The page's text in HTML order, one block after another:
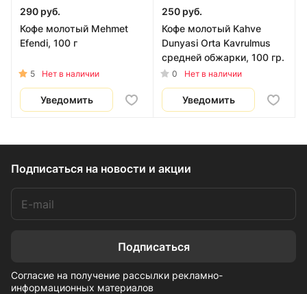
290 руб.
Кофе молотый Mehmet
Efendi, 100 г
5 Нет в наличии
Уведомить
250 руб.
Кофе молотый Kahve
Dunyasi Orta Kavrulmus
средней обжарки, 100 гр.
0 Нет в наличии
Уведомить
Подписаться на новости и акции
Подписаться
Согласие на получение рассылки рекламно-
информационных материалов